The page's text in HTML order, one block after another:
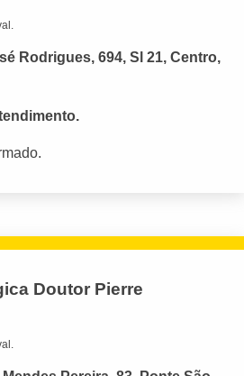
Rodrigues, 694, Sl 21, Centro,
Doutor Pierre